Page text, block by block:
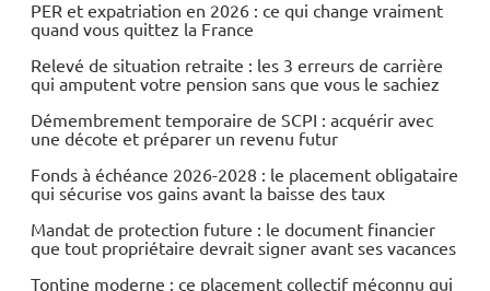
premières
PER et expatriation en 2026 : ce qui change vraiment
quand vous quittez la France
Relevé de situation retraite : les 3 erreurs de carrière
qui amputent votre pension sans que vous le sachiez
Démembrement temporaire de SCPI : acquérir avec
une décote et préparer un revenu futur
Fonds à échéance 2026-2028 : le placement obligataire
qui sécurise vos gains avant la baisse des taux
Mandat de protection future : le document financier
que tout propriétaire devrait signer avant ses vacances
Tontine moderne : ce placement collectif méconnu qui